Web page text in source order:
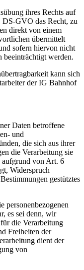
ihres Rechts auf
DS-GVO das Recht, zu
direkt von einem
übermittelt
sofern hiervon nicht
beeinträchtigt werden.
kann sich
der IG Bahnhof
Daten betroffene
und
die sich aus ihrer
die Verarbeitung sie
aufgrund von Art. 6
Widerspruch
gestütztes
personenbezogenen
es sei denn, wir
die Verarbeitung
Freiheiten der
dient der
von